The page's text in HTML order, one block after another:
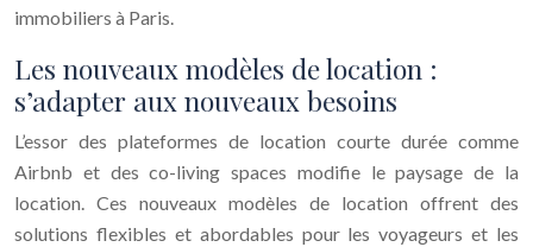
immobiliers à Paris.
Les nouveaux modèles de location :
s’adapter aux nouveaux besoins
L’essor des plateformes de location courte durée comme
Airbnb et des co-living spaces modifie le paysage de la
location. Ces nouveaux modèles de location offrent des
solutions flexibles et abordables pour les voyageurs et les